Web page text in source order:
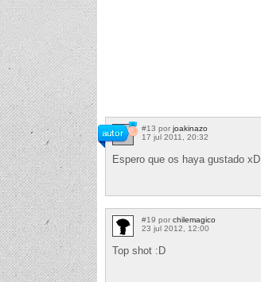
#13 por joakinazo
17 jul 2011, 20:32
Espero que os haya gustado xD
#19 por chilemagico
23 jul 2012, 12:00
Top shot :D